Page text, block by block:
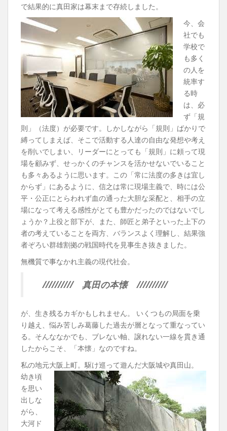
で結果的に真田家は幕末まで存続しました。
今、会
社でも
学校で
も多く
の人を
統率す
る時
は、必
ず「規
則」（法度）が必要です。しかしながら「規則」ばかりで
縛ってしまえば、そこで活動する人達の自由な発想や考え
を削いでしまい、リーダーにとっても「規則」に頼って現
場を顧みず、せっかくのチャンスを活かせないでいること
も多々あるように思います。この「常に法度の多きは宜し
からず」にあるように、信之は常に現場主義で、時には公
平・公正にとらわれず血の通った大胆な采配と、相手の立
場になって考える感性がとても豊かだったのではないでし
ょうか？上役と部下が、また、師匠と弟子といった上下の
者の考えていることを両方、バランスよく理解し、結果強
者ぞろい群雄割拠の戦国時代を見事生き抜きました。
無機質で事なかれ主義の現代社会。
////////// 真田の本懐 //////////
が、生き残るカギかもしれません。 いくつもの局面を乗
り越え、悩み苦しみ葛藤した過去が層となって重なってい
る。そんななかでも、ブレない軸、譲れない一線を貫き通
したからこそ、「本懐」なのですね。
私の地元大阪上町。駆け巡って遊んだ大阪城や真田山。
幼き頃
を思い
出しな
がら、
大河ド